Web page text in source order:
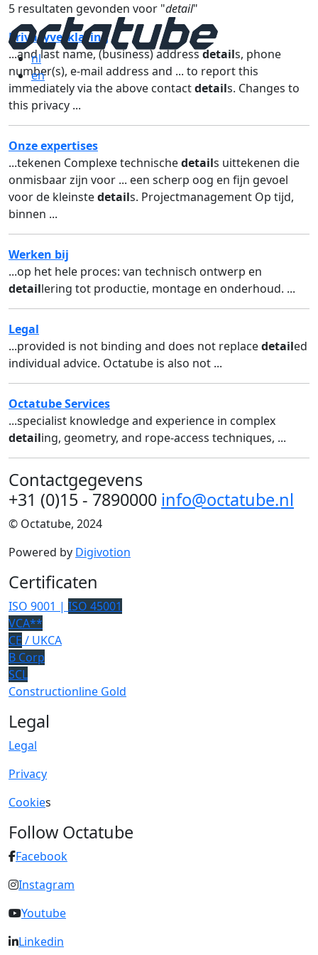
nl
en
5 resultaten gevonden voor "detail"
Privacyverklaring
...and last name, (business) addressdetails, phone
number(s), e-mail address and ... to report this
immediately via the above contactdetails. Changes to
this privacy ...
Onze expertises
...tekenen Complexe technischedetails uittekenen die
onmisbaar zijn voor ... een scherp oog en fijn gevoel
voor de kleinstedetails. Projectmanagement Op tijd,
binnen ...
Werken bij
...op het hele proces: van technisch ontwerp en
detaillering tot productie, montage en onderhoud. ...
Legal
...provided is not binding and does not replacedetailed
individual advice. Octatube is also not ...
Octatube Services
...specialist knowledge and experience in complex
detailing, geometry, and rope-access techniques, ...
Contactgegevens
+31 (0)15 - 7890000 info@octatube.nl
© Octatube, 2024
Powered by Digivotion
Certificaten
ISO 9001 | ISO 45001
VCA**
CE / UKCA
B Corp
SCL
Constructionline Gold
Legal
Legal
Privacy
Cookies
Follow Octatube
Facebook
Instagram
Youtube
Linkedin